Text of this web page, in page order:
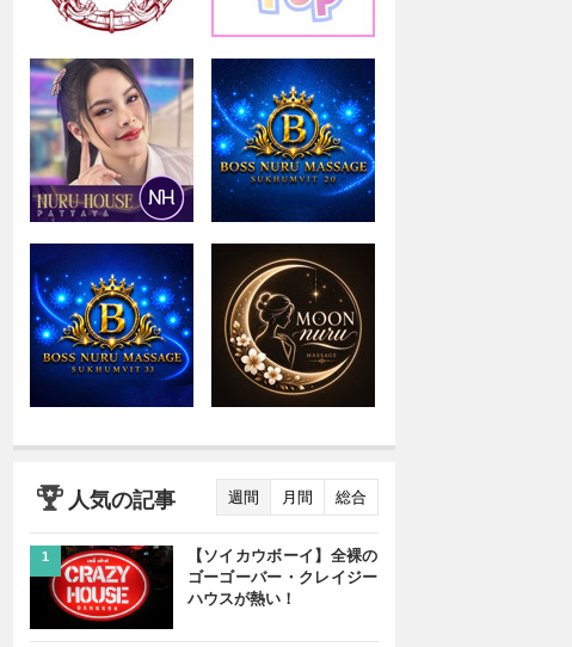
人気の記事 週間 月間 総合
1
【ソイカウボーイ】全裸の
ゴーゴーバー・クレイジー
ハウスが熱い！